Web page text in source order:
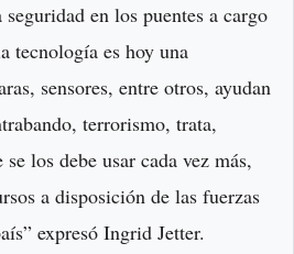
en los puentes a cargo
tecnología es hoy una
sensores, entre otros, ayudan
terrorismo, trata,
los debe usar cada vez más,
a disposición de las fuerzas
expresó Ingrid Jetter.